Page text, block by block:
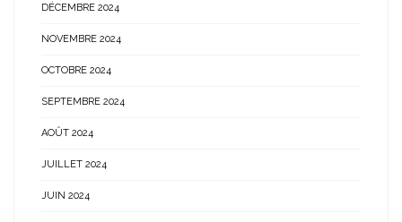
DÉCEMBRE 2024
NOVEMBRE 2024
OCTOBRE 2024
SEPTEMBRE 2024
AOÛT 2024
JUILLET 2024
JUIN 2024